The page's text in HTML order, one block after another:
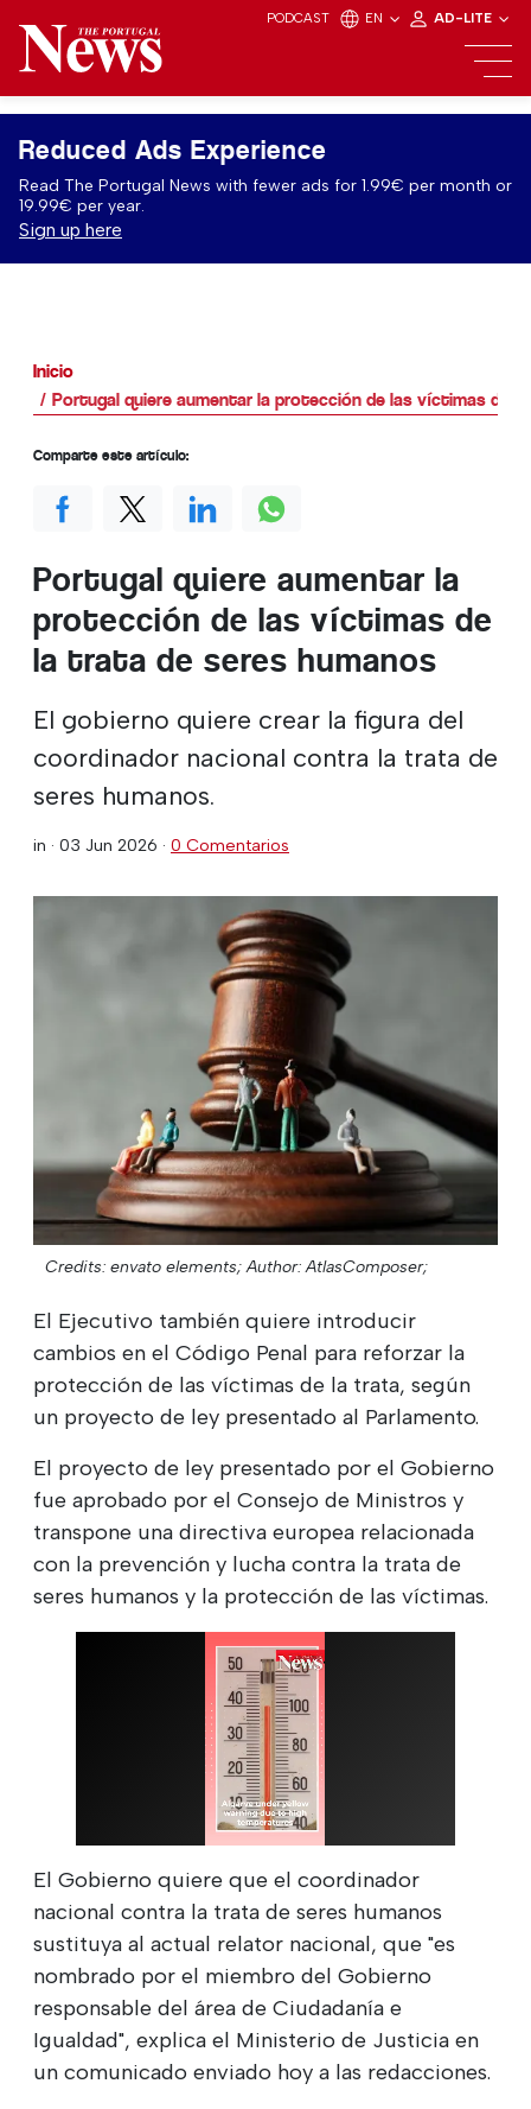
PODCAST EN AD-LITE
Reduced Ads Experience
Read The Portugal News with fewer ads for 1.99€ per month or
19.99€ per year.
Sign up here
Inicio
Portugal quiere aumentar la protección de las víctimas de
Portugal quiere aumentar la
protección de las víctimas de
la trata de seres humanos
El gobierno quiere crear la figura del
coordinador nacional contra la trata de
seres humanos.
in · 03 Jun 2026 · 0 Comentarios
Credits: envato elements; Author: AtlasComposer;
El Ejecutivo también quiere introducir
cambios en el Código Penal para reforzar la
protección de las víctimas de la trata, según
un proyecto de ley presentado al Parlamento.
El proyecto de ley presentado por el Gobierno
fue aprobado por el Consejo de Ministros y
transpone una directiva europea relacionada
con la prevención y lucha contra la trata de
seres humanos y la protección de las víctimas.
El Gobierno quiere que el coordinador
nacional contra la trata de seres humanos
sustituya al actual relator nacional, que "es
nombrado por el miembro del Gobierno
responsable del área de Ciudadanía e
Igualdad", explica el Ministerio de Justicia en
un comunicado enviado hoy a las redacciones.
Comparte este artículo: